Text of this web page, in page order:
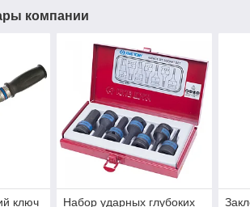
компании
ключ
Набор ударных глубоких